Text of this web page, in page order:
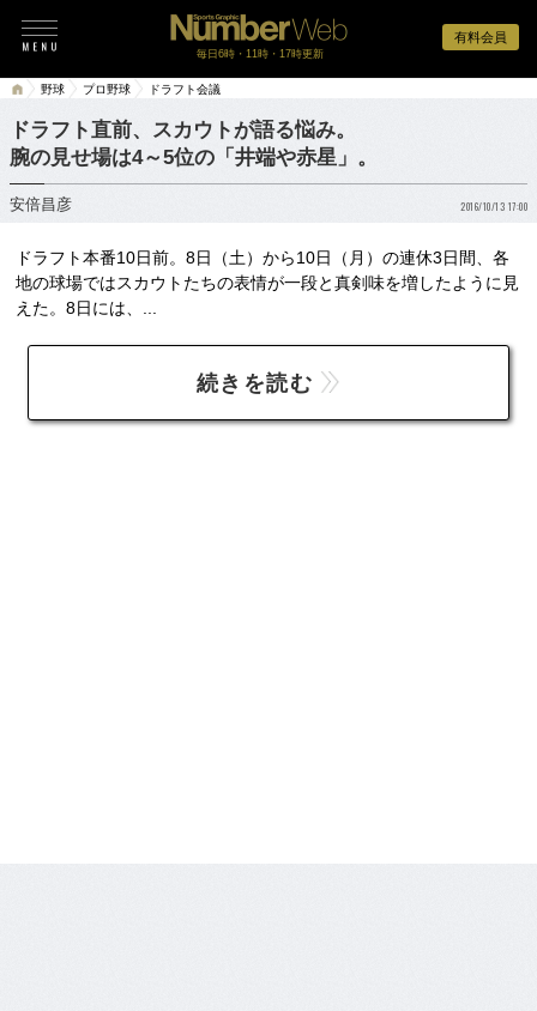
有料会員
毎日6時・11時・17時更新
野球 プロ野球 ドラフト会議
ドラフト直前、スカウトが語る悩み。
腕の見せ場は4～5位の「井端や赤星」。
安倍昌彦 2016/10/13 17:00
ドラフト本番10日前。8日（土）から10日（月）の連休3日間、各
地の球場ではスカウトたちの表情が一段と真剣味を増したように見
えた。8日には、...
続きを読む